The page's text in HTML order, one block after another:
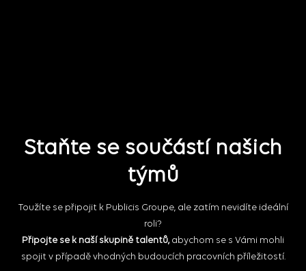
Staňte se součástí našich
týmů
Toužíte se připojit k Publicis Groupe, ale zatím nevidíte ideální
roli?
Připojte se k naší skupině talentů,abychom se s Vámi mohli
spojit v případě vhodných budoucích pracovních příležitostí.